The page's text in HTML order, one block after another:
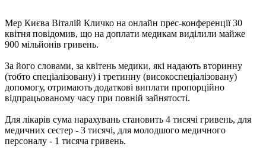
Мер Києва Віталій Кличко на онлайн прес-конференції 30
квітня повідомив, що на доплати медикам виділили майже
900 мільйонів гривень.
За його словами, за квітень медики, які надають вторинну
(тобто спеціалізовану) і третинну (високоспеціалізовану)
допомогу, отримають додаткові виплати пропорційно
відпрацьованому часу при повній зайнятості.
Для лікарів сума нарахувань становить 4 тисячі гривень, для
медичних сестер - 3 тисячі, для молодшого медичного
персоналу - 1 тисяча гривень.